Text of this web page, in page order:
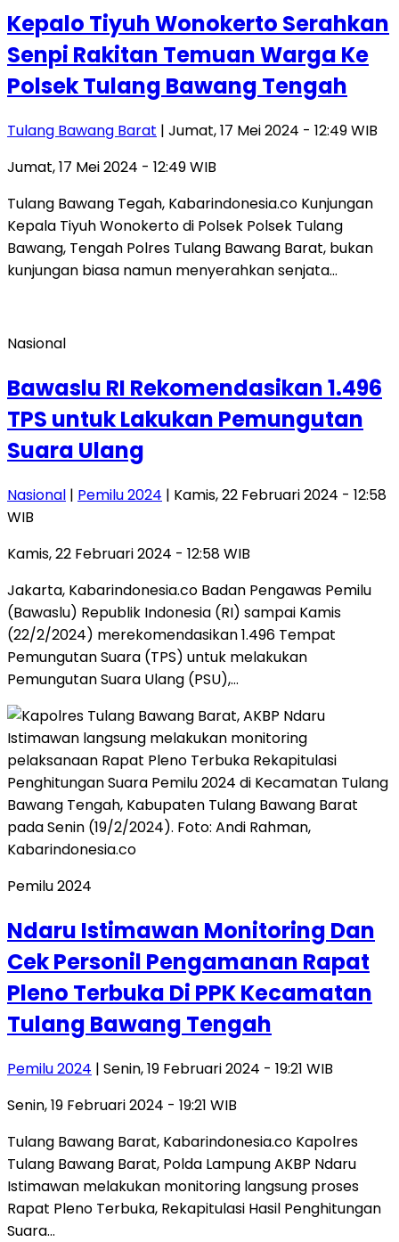
Kepalo Tiyuh Wonokerto Serahkan
Senpi Rakitan Temuan Warga Ke
Polsek Tulang Bawang Tengah
Tulang Bawang Barat | Jumat, 17 Mei 2024 - 12:49 WIB
Jumat, 17 Mei 2024 - 12:49 WIB
Tulang Bawang Tegah, Kabarindonesia.co Kunjungan
Kepala Tiyuh Wonokerto di Polsek Polsek Tulang
Bawang, Tengah Polres Tulang Bawang Barat, bukan
kunjungan biasa namun menyerahkan senjata…
Nasional
Bawaslu RI Rekomendasikan 1.496
TPS untuk Lakukan Pemungutan
Suara Ulang
Nasional | Pemilu 2024 | Kamis, 22 Februari 2024 - 12:58
WIB
Kamis, 22 Februari 2024 - 12:58 WIB
Jakarta, Kabarindonesia.co Badan Pengawas Pemilu
(Bawaslu) Republik Indonesia (RI) sampai Kamis
(22/2/2024) merekomendasikan 1.496 Tempat
Pemungutan Suara (TPS) untuk melakukan
Pemungutan Suara Ulang (PSU),…
Pemilu 2024
Ndaru Istimawan Monitoring Dan
Cek Personil Pengamanan Rapat
Pleno Terbuka Di PPK Kecamatan
Tulang Bawang Tengah
Pemilu 2024 | Senin, 19 Februari 2024 - 19:21 WIB
Senin, 19 Februari 2024 - 19:21 WIB
Tulang Bawang Barat, Kabarindonesia.co Kapolres
Tulang Bawang Barat, Polda Lampung AKBP Ndaru
Istimawan melakukan monitoring langsung proses
Rapat Pleno Terbuka, Rekapitulasi Hasil Penghitungan
Suara…